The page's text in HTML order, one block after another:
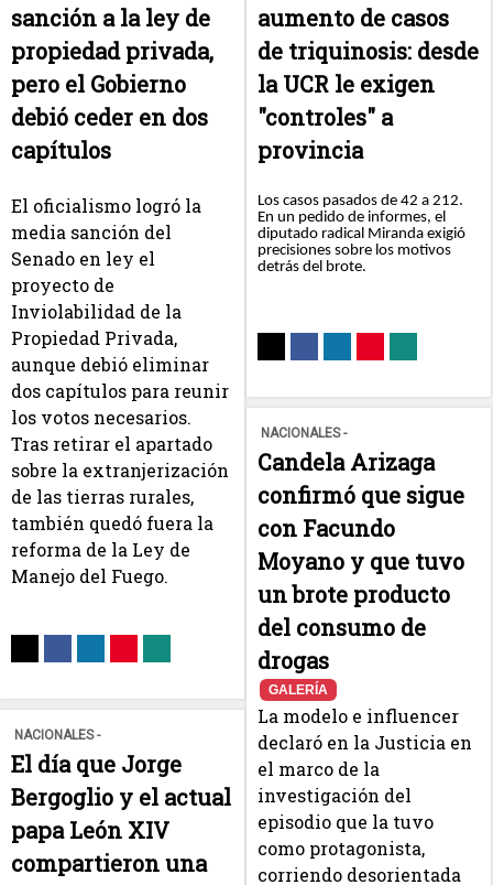
sanción a la ley de
propiedad privada,
pero el Gobierno
debió ceder en dos
capítulos
El oficialismo logró la
media sanción del
Senado en ley el
proyecto de
Inviolabilidad de la
Propiedad Privada,
aunque debió eliminar
dos capítulos para reunir
los votos necesarios.
Tras retirar el apartado
sobre la extranjerización
de las tierras rurales,
también quedó fuera la
reforma de la Ley de
Manejo del Fuego.
NACIONALES -
El día que Jorge
Bergoglio y el actual
papa León XIV
compartieron una
aumento de casos
de triquinosis: desde
la UCR le exigen
"controles" a
provincia
Los casos pasados de 42 a 212.
En un pedido de informes, el
diputado radical Miranda exigió
precisiones sobre los motivos
detrás del brote.
NACIONALES -
Candela Arizaga
confirmó que sigue
con Facundo
Moyano y que tuvo
un brote producto
del consumo de
drogas
GALERÍA
La modelo e influencer
declaró en la Justicia en
el marco de la
investigación del
episodio que la tuvo
como protagonista,
corriendo desorientada